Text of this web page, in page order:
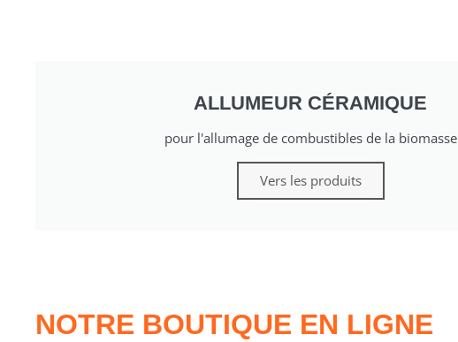
ALLUMEUR CÉRAMIQUE
pour l'allumage de combustibles de la biomasse
Vers les produits
NOTRE BOUTIQUE EN LIGNE